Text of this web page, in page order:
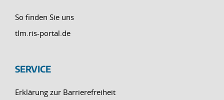
So finden Sie uns
tlm.ris-portal.de
SERVICE
Erklärung zur Barrierefreiheit